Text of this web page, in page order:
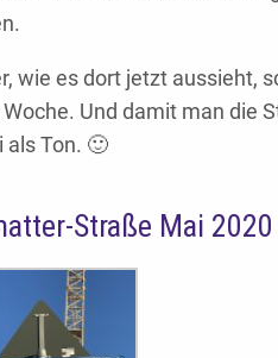
wie es dort jetzt aussieht,
Und damit man die
als Ton. 🙂
Straße Mai 2020